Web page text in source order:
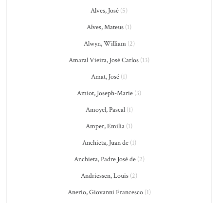
Alves, José (5)
Alves, Mateus (1)
Alwyn, William(2)
Amaral Vieira, José Carlos (13)
Amat, José (1)
Amiot, Joseph-Marie (3)
Amoyel, Pascal(1)
Amper, Emilia (1)
Anchieta, Juan de(1)
Anchieta, Padre José de(2)
Andriessen, Louis (2)
Anerio, Giovanni Francesco(1)